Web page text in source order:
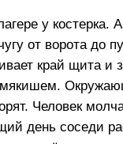
у костерка.
от ворота до
край щита и
Человек
день соседи